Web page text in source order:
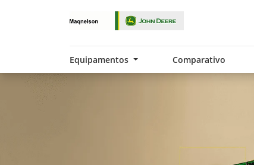
Equipamentos Comparativo